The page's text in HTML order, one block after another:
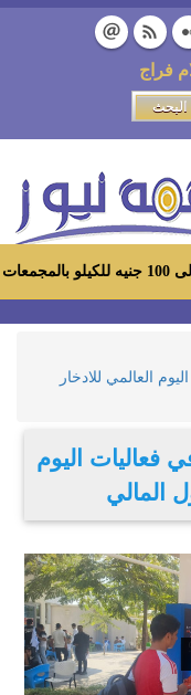
فراج
العالمي للادخار
فعاليات اليوم
المالي